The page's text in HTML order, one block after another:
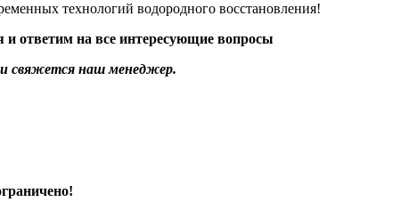
технологий водородного восстановления!
ответим на все интересующие вопросы
свяжется наш менеджер.